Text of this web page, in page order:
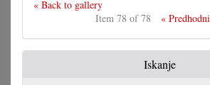
« Back to gallery
Item 78 of 78
« Predhodni
Iskanje